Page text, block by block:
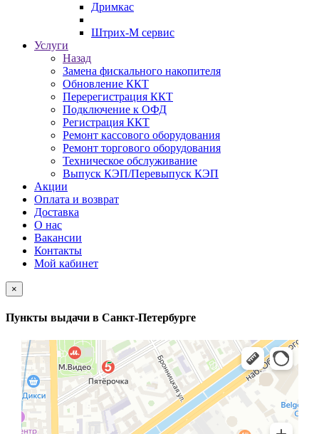
Дримкас
Штрих-М сервис
Услуги
Назад
Замена фискального накопителя
Обновление ККТ
Перерегистрация ККТ
Подключение к ОФД
Регистрация ККТ
Ремонт кассового оборудования
Ремонт торгового оборудования
Техническое обслуживание
Выпуск КЭП/Перевыпуск КЭП
Акции
Оплата и возврат
Доставка
О нас
Вакансии
Контакты
Мой кабинет
×
Пункты выдачи в Санкт-Петербурге